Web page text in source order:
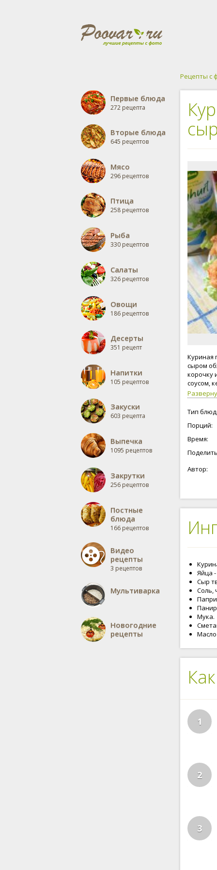
Первые блюда
272 рецепта
Вторые блюда
645 рецептов
Мясо
296 рецептов
Птица
258 рецептов
Рыба
330 рецептов
Салаты
326 рецептов
Овощи
186 рецептов
Десерты
351 рецепт
Напитки
105 рецептов
Закуски
603 рецепта
Выпечка
1095 рецептов
Закрутки
256 рецептов
Постные
блюда
166 рецептов
Видео
рецепты
3 рецептов
Мультиварка
Новогодние
рецепты
Рецепты с
Куриная
сыром
корочку
соусом,
Тип
Порций:
Время:
Автор:
Яйца
Сыр
Соль,
Мука.
1
2
3